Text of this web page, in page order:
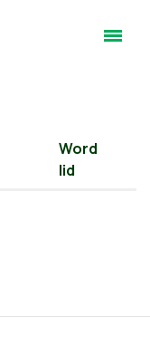
Word
lid